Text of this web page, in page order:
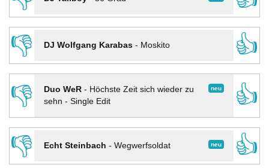
👎
DJ Wolfgang Karabas- Moskito
👍
👎
neu
Duo WeR- Höchste Zeit sich wieder zu
sehn - Single Edit
👍
👎
neu
Echt Steinbach - Wegwerfsoldat
👍